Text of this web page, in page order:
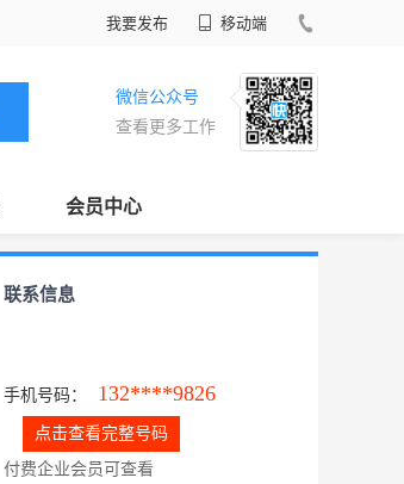
我要发布 移动端
微信公众号
查看更多工作
会员中心
联系信息
手机号码： 132****9826
点击查看完整号码
付费企业会员可查看